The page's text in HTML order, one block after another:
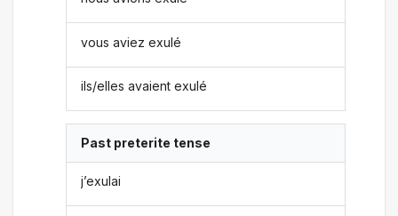
vous aviez exulé
ils/elles avaient exulé
Past preterite tense
j’exulai